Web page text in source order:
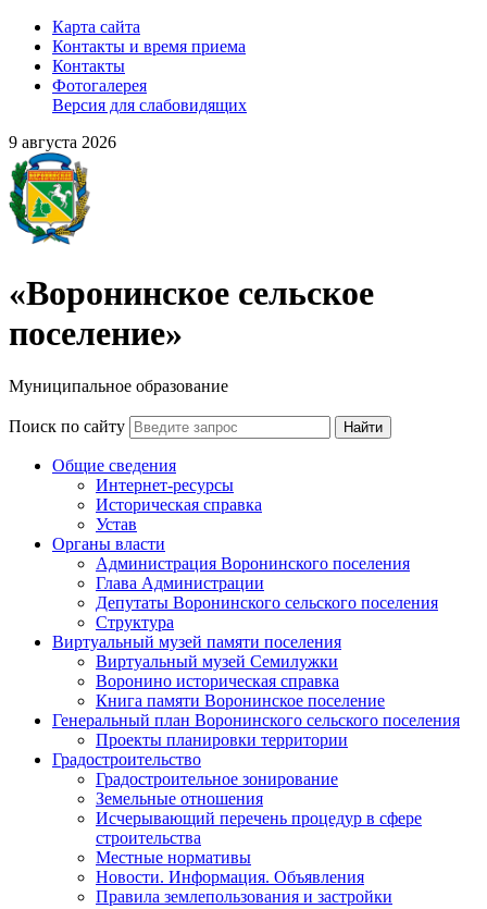
Карта сайта
Контакты и время приема
Контакты
Фотогалерея
Версия для слабовидящих
9 августа 2026
«Воронинское сельское
поселение»
Муниципальное образование
Поиск по сайту Найти
Общие сведения
Интернет-ресурсы
Историческая справка
Устав
Органы власти
Администрация Воронинского поселения
Глава Администрации
Депутаты Воронинского сельского поселения
Структура
Виртуальный музей памяти поселения
Виртуальный музей Семилужки
Воронино историческая справка
Книга памяти Воронинское поселение
Генеральный план Воронинского сельского поселения
Проекты планировки территории
Градостроительство
Градостроительное зонирование
Земельные отношения
Исчерывающий перечень процедур в сфере
строительства
Местные нормативы
Новости. Информация. Объявления
Правила землепользования и застройки